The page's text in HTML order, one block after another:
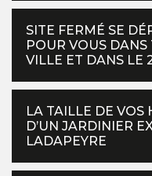
SITE FERMÉ SE
POUR VOUS
VILLE ET DANS LE
LA TAILLE DE VOS
D’UN JARDINIER
LADAPEYRE